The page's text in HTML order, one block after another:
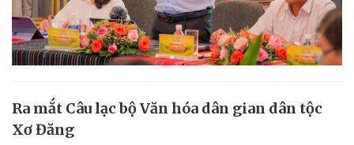
Ra mắt Câu lạc bộ Văn hóa dân gian dân tộc
Xơ Đăng